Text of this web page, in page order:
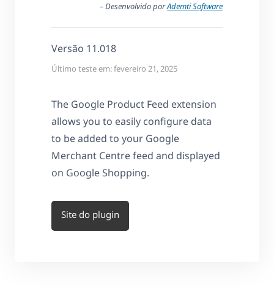
– Desenvolvido porAdemti Software
Versão 11.018
Último teste em: fevereiro 21, 2025
The Google Product Feed extension
allows you to easily configure data
to be added to your Google
Merchant Centre feed and displayed
on Google Shopping.
Site do plugin